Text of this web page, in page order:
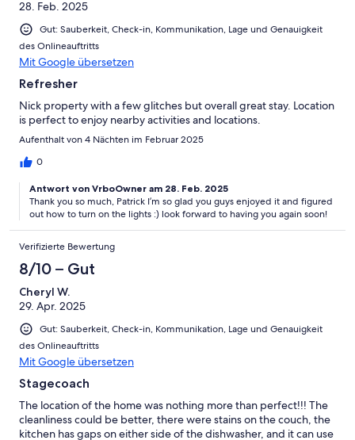
28. Feb. 2025
Gut: Sauberkeit, Check-in, Kommunikation, Lage und Genauigkeit
des Onlineauftritts
Mit Google übersetzen
Refresher
Nick property with a few glitches but overall great stay. Location
is perfect to enjoy nearby activities and locations.
Aufenthalt von 4 Nächten im Februar 2025
0
Antwort von VrboOwner am 28. Feb. 2025
Thank you so much, Patrick I’m so glad you guys enjoyed it and figured
out how to turn on the lights :) look forward to having you again soon!
Verifizierte Bewertung
8/10 – Gut
Cheryl W.
29. Apr. 2025
Gut: Sauberkeit, Check-in, Kommunikation, Lage und Genauigkeit
des Onlineauftritts
Mit Google übersetzen
Stagecoach
The location of the home was nothing more than perfect!!! The
cleanliness could be better, there were stains on the couch, the
kitchen has gaps on either side of the dishwasher, and it can use